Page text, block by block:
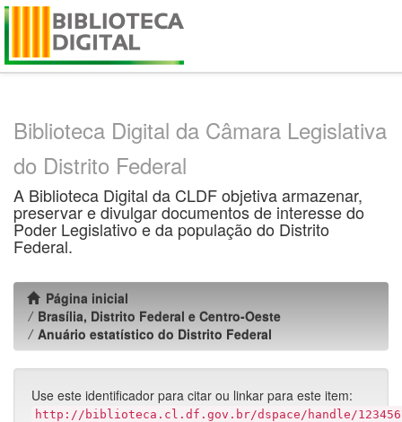
Skip
Biblioteca Digital da Câmara Legislativa
do Distrito Federal
A Biblioteca Digital da CLDF objetiva armazenar,
preservar e divulgar documentos de interesse do
Poder Legislativo e da população do Distrito
Federal.
Página inicial
Brasília, Distrito Federal e Centro-Oeste
Anuário estatístico do Distrito Federal
Use este identificador para citar ou linkar para este item:
http://biblioteca.cl.df.gov.br/dspace/handle/